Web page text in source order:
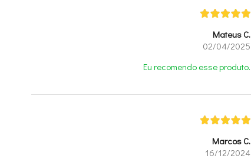
Mateus C.
02/04/2025
Eu recomendo esse produto.
Marcos C.
16/12/2024